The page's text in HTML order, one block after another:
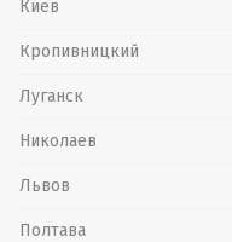
Киев
Кропивницкий
Луганск
Николаев
Львов
Полтава